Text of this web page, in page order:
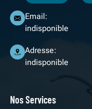
Email:
indisponible
Adresse:
indisponible
Nos Services